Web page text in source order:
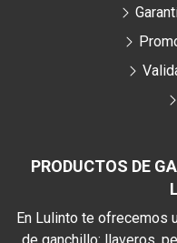
PRODUCTOS DE
En Lulinto te ofrecemos